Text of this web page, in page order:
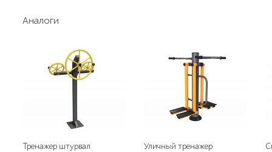
Аналоги
Тренажер штурвал
Уличный тренажер